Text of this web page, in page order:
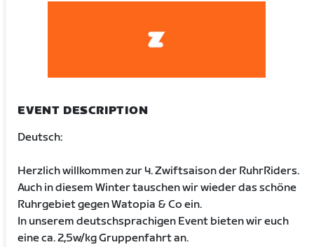
EVENT DESCRIPTION
Deutsch:
Herzlich willkommen zur 4. Zwiftsaison der RuhrRiders.
Auch in diesem Winter tauschen wir wieder das schöne
Ruhrgebiet gegen Watopia & Co ein.
In unserem deutschsprachigen Event bieten wir euch
eine ca. 2,5w/kg Gruppenfahrt an.